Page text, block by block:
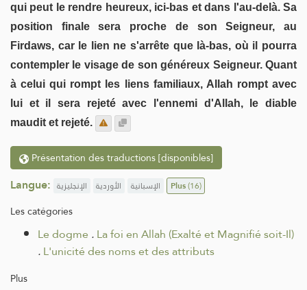
qui peut le rendre heureux, ici-bas et dans l'au-delà. Sa
position finale sera proche de son Seigneur, au
Firdaws, car le lien ne s'arrête que là-bas, où il pourra
contempler le visage de son généreux Seigneur. Quant
à celui qui rompt les liens familiaux, Allah rompt avec
lui et il sera rejeté avec l'ennemi d'Allah, le diable
maudit et rejeté.
Présentation des traductions [disponibles]
Langue: الإنجليزية الأوردية الإسبانية Plus(16)
Les catégories
Le dogme .La foi en Allah (Exalté et Magnifié soit-Il)
.L'unicité des noms et des attributs
Plus